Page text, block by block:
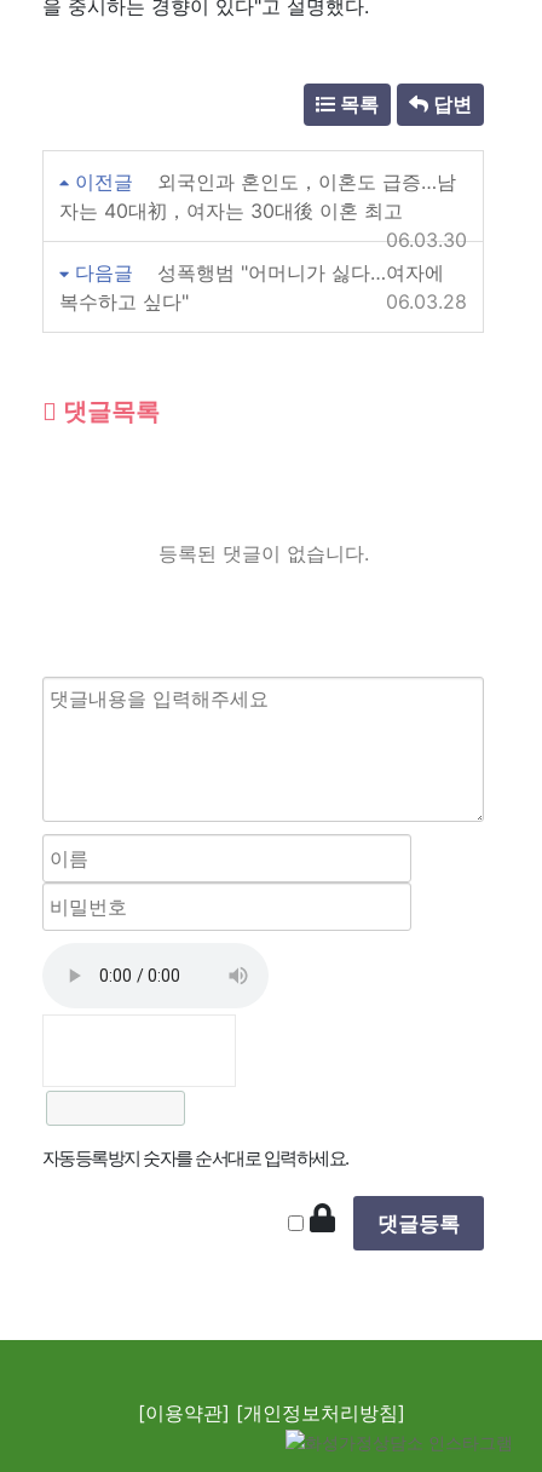
을 중시하는 경향이 있다"고 설명했다.
목록 답변
이전글
외국인과 혼인도，이혼도 급증…남
자는 40대初，여자는 30대後 이혼 최고
06.03.30
다음글
성폭행범 "어머니가 싫다…여자에
복수하고 싶다"
06.03.28
댓글목록
등록된 댓글이 없습니다.
자동등록방지 숫자를 순서대로 입력하세요.
[이용약관] [개인정보처리방침]